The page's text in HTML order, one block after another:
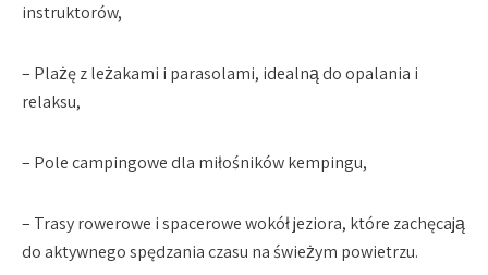
instruktorów,
– Plażę z leżakami i parasolami, idealną do opalania i
relaksu,
– Pole campingowe dla miłośników kempingu,
– Trasy rowerowe i spacerowe wokół jeziora, które zachęcają
do aktywnego spędzania czasu na świeżym powietrzu.